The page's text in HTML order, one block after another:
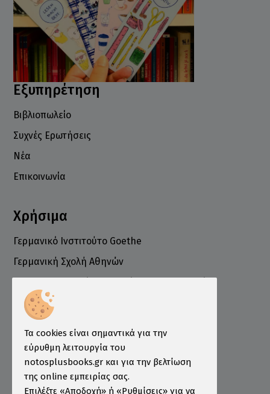
Εξυπηρέτηση
Βιβλιοπωλείο
Συχνές Ερωτήσεις
Νέα
Επικοινωνία
Χρήσιμα
Γερμανικό Ινστιτούτο Goethe
Γερμανική Σχολή Αθηνών
Επιμελητήριο
Ινστιτούτο ÖSD Ελλάδας
Πληροφορίες
Τρόποι Παραγγελίας
Τρόποι Πληρωμής
Τα cookies είναι σημαντικά για την
εύρυθμη λειτουργία του
notosplusbooks.gr και για την βελτίωση
της online εμπειρίας σας.
Επιλέξτε «Αποδοχή» ή «Ρυθμίσεις» για να